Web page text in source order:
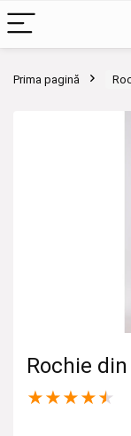
Prima pagină
Rochie
★★★★★